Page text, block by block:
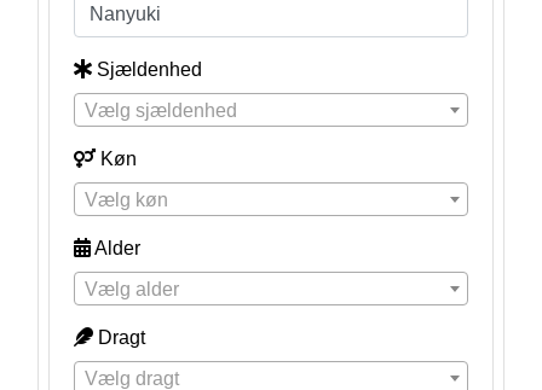
Sjældenhed
Vælg sjældenhed
Køn
Vælg køn
Alder
Vælg alder
Dragt
Vælg dragt